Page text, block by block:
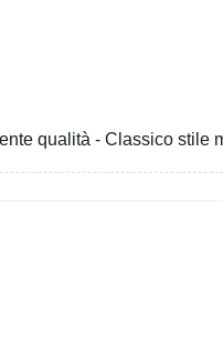
qualità - Classico stile